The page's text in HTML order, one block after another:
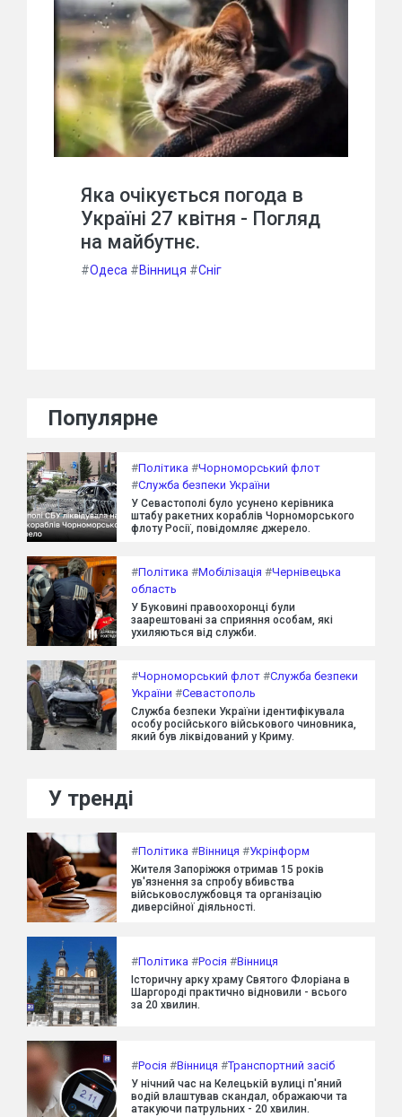
Яка очікується погода в
Україні 27 квітня - Погляд
на майбутнє.
#Одеса #Вінниця #Сніг
Популярне
#Політика #Чорноморський флот
#Служба безпеки України
У Севастополі було усунено керівника
штабу ракетних кораблів Чорноморського
флоту Росії, повідомляє джерело.
#Політика #Мобілізація #Чернівецька
область
У Буковині правоохоронці були
заарештовані за сприяння особам, які
ухиляються від служби.
#Чорноморський флот #Служба безпеки
України #Севастополь
Служба безпеки України ідентифікувала
особу російського військового чиновника,
який був ліквідований у Криму.
У тренді
#Політика #Вінниця #Укрінформ
Жителя Запоріжжя отримав 15 років
ув'язнення за спробу вбивства
військовослужбовця та організацію
диверсійної діяльності.
#Політика #Росія #Вінниця
Історичну арку храму Святого Флоріана в
Шаргороді практично відновили - всього
за 20 хвилин.
#Росія #Вінниця #Транспортний засіб
У нічний час на Келецькій вулиці п'яний
водій влаштував скандал, ображаючи та
атакуючи патрульних - 20 хвилин.